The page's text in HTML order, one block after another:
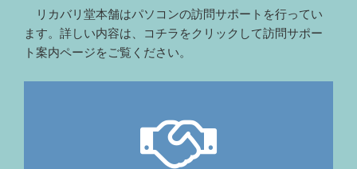
リカバリ堂本舗はパソコンの訪問サポートを行ってい
ます。詳しい内容は、コチラをクリックして訪問サポー
ト案内ページをご覧ください。